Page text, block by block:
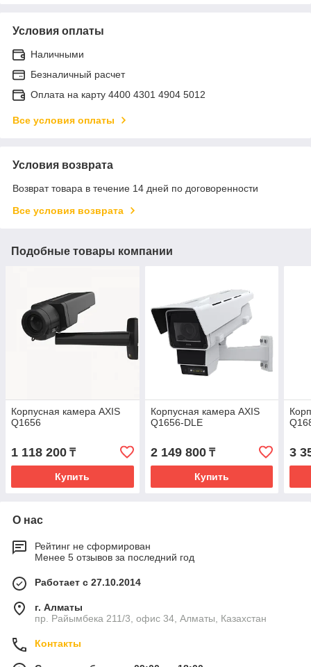
Условия оплаты
Наличными
Безналичный расчет
Оплата на карту 4400 4301 4904 5012
Все условия оплаты
Условия возврата
Возврат товара в течение 14 дней по договоренности
Все условия возврата
Подобные товары компании
Корпусная камера AXIS
Q1656
1 118 200 ₸
Купить
Корпусная камера AXIS
Q1656-DLE
2 149 800₸
Купить
3
О нас
Рейтинг не сформирован
Менее 5 отзывов за последний год
Работает с 27.10.2014
г. Алматы
пр. Райымбека 211/3, офис 34, Алматы, Казахстан
Контакты